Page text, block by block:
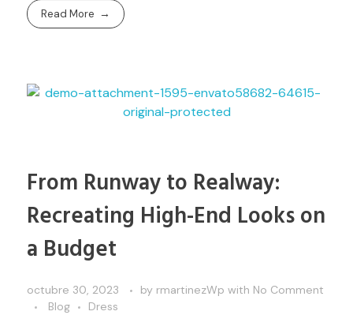
Read More
From Runway to Realway:
Recreating High-End Looks on
a Budget
octubre 30, 2023 by rmartinezWp with No Comment
Blog
Dress